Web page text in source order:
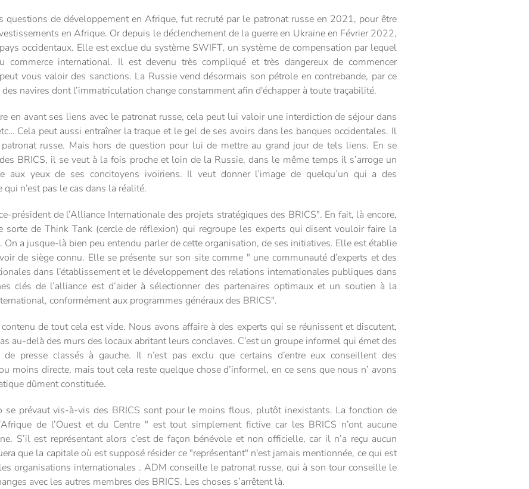
de développement en Afrique, fut recruté par le patronat russe en 2021, pour être
en Afrique. Or depuis le déclenchement de la guerre en Ukraine en Février 2022,
occidentaux. Elle est exclue du système SWIFT, un système de compensation par lequel
commerce international. Il est devenu très compliqué et très dangereux de commencer
vous valoir des sanctions. La Russie vend désormais son pétrole en contrebande, par ce
navires dont l’immatriculation change constamment afin d'échapper à toute traçabilité.
en avant ses liens avec le patronat russe, cela peut lui valoir une interdiction de séjour dans
Cela peut aussi entraîner la traque et le gel de ses avoirs dans les banques occidentales. Il
russe. Mais hors de question pour lui de mettre au grand jour de tels liens. En se
BRICS, il se veut à la fois proche et loin de la Russie, dans le même temps il s’arroge un
yeux de ses concitoyens ivoiriens. Il veut donner l’image de quelqu’un qui a des
n’est pas le cas dans la réalité.
président de l’Alliance Internationale des projets stratégiques des BRICS". En fait, là encore,
sorte de Think Tank (cercle de réflexion) qui regroupe les experts qui disent vouloir faire la
a jusque-là bien peu entendu parler de cette organisation, de ses initiatives. Elle est établie
de siège connu. Elle se présente sur son site comme " une communauté d’experts et des
dans l’établissement et le développement des relations internationales publiques dans
clés de l’alliance est d’aider à sélectionner des partenaires optimaux et un soutien à la
conformément aux programmes généraux des BRICS".
de tout cela est vide. Nous avons affaire à des experts qui se réunissent et discutent,
au-delà des murs des locaux abritant leurs conclaves. C’est un groupe informel qui émet des
presse classés à gauche. Il n’est pas exclu que certains d’entre eux conseillent des
moins directe, mais tout cela reste quelque chose d’informel, en ce sens que nous n’ avons
dûment constituée.
prévaut vis-à-vis des BRICS sont pour le moins flous, plutôt inexistants. La fonction de
de l’Ouest et du Centre " est tout simplement fictive car les BRICS n’ont aucune
S’il est représentant alors c’est de façon bénévole et non officielle, car il n’a reçu aucun
que la capitale où est supposé résider ce "représentant" n'est jamais mentionnée, ce qui est
organisations internationales . ADM conseille le patronat russe, qui à son tour conseille le
avec les autres membres des BRICS. Les choses s’arrêtent là.